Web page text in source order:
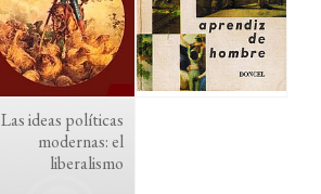
Las ideas políticas
modernas: el
liberalismo